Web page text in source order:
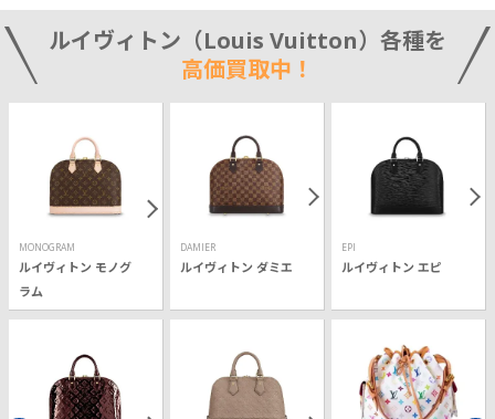
ルイヴィトン（Louis Vuitton）各種を
高価買取中！
MONOGRAM
ルイヴィトン モノグ
ラム
DAMIER
ルイヴィトン ダミエ
EPI
ルイヴィトン エピ